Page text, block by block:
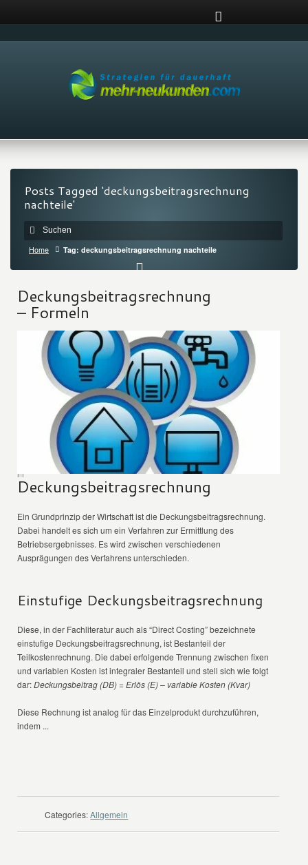
Posts Tagged 'deckungsbeitragsrechnung
nachteile'
Home Tag: deckungsbeitragsrechnung nachteile
Deckungsbeitragsrechnung
– Formeln
Deckungsbeitragsrechnung
Ein Grundprinzip der Wirtschaft ist die Deckungsbeitragsrechnung.
Dabei handelt es sich um ein Verfahren zur Ermittlung des
Betriebsergebnisses. Es wird zwischen verschiedenen
Ausprägungen des Verfahrens unterschieden.
Einstufige Deckungsbeitragsrechnung
Diese, in der Fachliteratur auch als “Direct Costing” bezeichnete
einstufige Deckungsbeitragsrechnung, ist Bestanteil der
Teilkostenrechnung. Die dabei erfolgende Trennung zwischen fixen
und variablen Kosten ist integraler Bestanteil und stell sich wie folgt
dar:Deckungsbeitrag (DB) = Erlös (E) – variable Kosten (Kvar)
Diese Rechnung ist analog für das Einzelprodukt durchzuführen,
indem ...
Categories: Allgemein